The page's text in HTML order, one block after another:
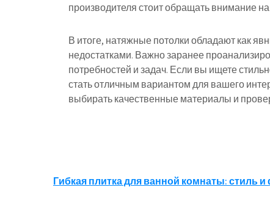
производителя стоит обращать внимание
В итоге, натяжные потолки обладают как
недостатками. Важно заранее
потребностей и задач. Если вы ищете
стать отличным вариантом для вашего
выбирать качественные материалы и
Навигация
Гибкая плитка для ванной комнаты: стиль